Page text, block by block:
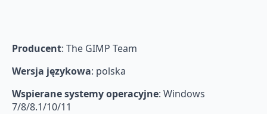
Producent: The GIMP Team
Wersja językowa: polska
Wspierane systemy operacyjne: Windows
7/8/8.1/10/11